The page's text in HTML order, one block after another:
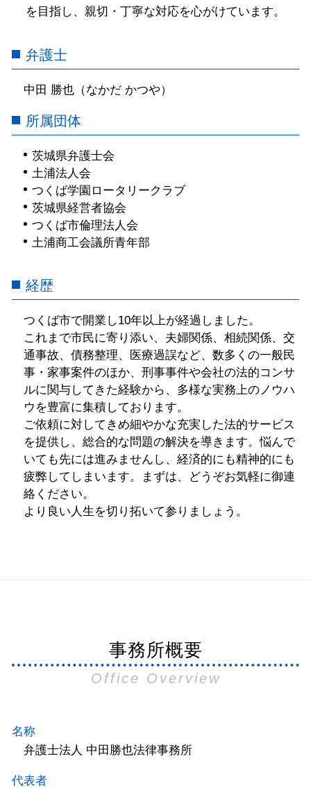
を目指し、親切・丁寧な対応を心がけています。
弁護士
中田 勝也（なかだ かつや）
所属団体
茨城県弁護士会
土浦法人会
つくば学園ロータリークラブ
茨城県経営者協会
つくば市倫理法人会
土浦商工会議所青年部
経歴
つくば市で開業し10年以上が経過しました。
これまで市民に寄り添い、夫婦関係、相続関係、交
通事故、債務整理、医療過誤など、数多くの一般民
事・家事案件のほか、刑事事件や会社の法的コンサ
ルに関与してきた経験から、多様な実務上のノウハ
ウを豊富に集積しております。
ご依頼に対してきめ細やかな充実した法的サービス
を提供し、総合的な問題の解決を導きます。悩んで
いても先には進みませんし、経済的にも精神的にも
疲弊してしまいます。まずは、どうぞお気軽に御連
絡ください。
より良い人生を切り拓いて参りましょう。
事務所概要
Office Overview
名称
弁護士法人 中田勝也法律事務所
代表者